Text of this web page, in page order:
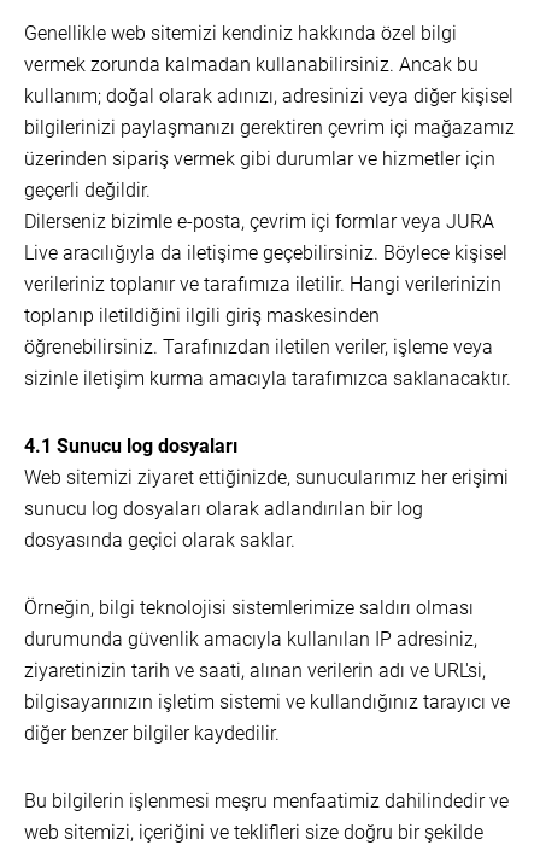
Genellikle web sitemizi kendiniz hakkında özel bilgi
vermek zorunda kalmadan kullanabilirsiniz. Ancak bu
kullanım; doğal olarak adınızı, adresinizi veya diğer kişisel
bilgilerinizi paylaşmanızı gerektiren çevrim içi mağazamız
üzerinden sipariş vermek gibi durumlar ve hizmetler için
geçerli değildir.
Dilerseniz bizimle e-posta, çevrim içi formlar veya JURA
Live aracılığıyla da iletişime geçebilirsiniz. Böylece kişisel
verileriniz toplanır ve tarafımıza iletilir. Hangi verilerinizin
toplanıp iletildiğini ilgili giriş maskesinden
öğrenebilirsiniz. Tarafınızdan iletilen veriler, işleme veya
sizinle iletişim kurma amacıyla tarafımızca saklanacaktır.
4.1 Sunucu log dosyaları
Web sitemizi ziyaret ettiğinizde, sunucularımız her erişimi
sunucu log dosyaları olarak adlandırılan bir log
dosyasında geçici olarak saklar.
Örneğin, bilgi teknolojisi sistemlerimize saldırı olması
durumunda güvenlik amacıyla kullanılan IP adresiniz,
ziyaretinizin tarih ve saati, alınan verilerin adı ve URL'si,
bilgisayarınızın işletim sistemi ve kullandığınız tarayıcı ve
diğer benzer bilgiler kaydedilir.
Bu bilgilerin işlenmesi meşru menfaatimiz dahilindedir ve
web sitemizi, içeriğini ve teklifleri size doğru bir şekilde